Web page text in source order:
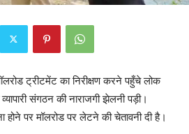
ट्रीटमेंट का निरीक्षण करने पहुँचे लोक
संगठन की नाराजगी झेलनी पड़ी।
होने पर मॉलरोड पर लेटने की चेतावनी दी है।